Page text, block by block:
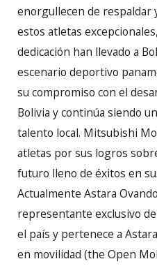
enorgullecen de respaldar
estos atletas
dedicación han llevado a
escenario deportivo
su compromiso con el
Bolivia y continúa siendo
talento local. Mitsubishi
atletas por sus logros
futuro lleno de éxitos en
Actualmente Astara
representante exclusivo
el país y pertenece a
en movilidad (the Open